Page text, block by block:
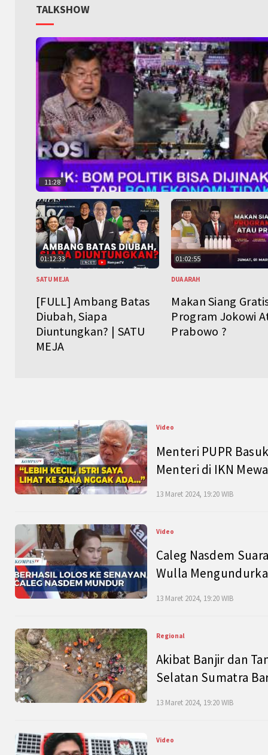
TALKSHOW
11:28
01:12:33
SATU MEJA
[FULL] Ambang Batas
Diubah, Siapa
Diuntungkan? | SATU
MEJA
01:02:55
DUA ARAH
Makan Siang
Program Jokowi
Prabowo ?
Video
Menteri PUPR
Menteri di IKN
13 Maret 2024, 19:20 WIB
Video
Caleg Nasdem
Wulla
13 Maret 2024, 19:20 WIB
Regional
Akibat Banjir dan
Selatan Sumatra
13 Maret 2024, 19:20 WIB
Video